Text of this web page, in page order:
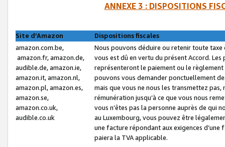
ANNEXE 3 : DISPOSITIONS
Site d’Amazon
Dispositions fiscales
amazon.com.be,
amazon.fr, amazon.de,
audible.de, amazon.ie,
amazon.it, amazon.nl,
amazon.pl, amazon.es,
amazon.se,
amazon.co.uk,
audible.co.uk
Nous pouvons déduire ou retenir toute
vous est dû en vertu du présent Accord.
représenteront le paiement ou le
pouvons vous demander ponctuellement
mais que vous ne nous les transmettez
rémunération jusqu’à ce que vous nous
vous n’êtes pas la personne auprès de qui
au Luxembourg, vous pouvez être
une facture répondant aux exigences
paiera la TVA applicable.